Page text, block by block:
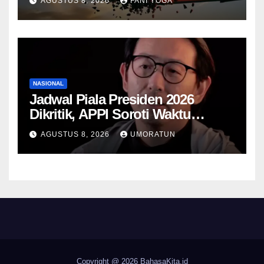
Keamanan Nasional
NASIONAL
Jadwal Piala Presiden 2026
Dikritik, APPI Soroti Waktu
Pemulihan Pemain Hanya Satu
Hari
AGUSTUS 8, 2026 UMORATUN
Copyright @ 2026 BahasaKita.id